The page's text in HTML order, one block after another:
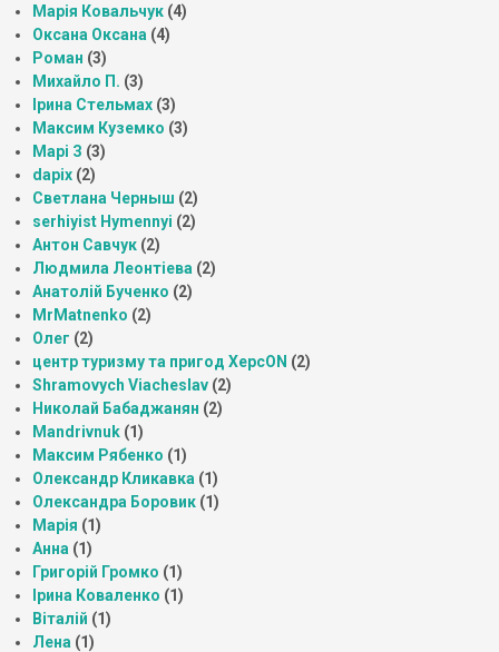
Марія Ковальчук (4)
Оксана Оксана (4)
Роман (3)
Михайло П. (3)
Ірина Стельмах (3)
Максим Куземко (3)
Марі З (3)
dapix (2)
Светлана Черныш (2)
serhiyist Hymennyi (2)
Антон Савчук (2)
Людмила Леонтіева (2)
Анатолій Бученко (2)
MrMatnenko (2)
Олег (2)
центр туризму та пригод ХерсON (2)
Shramovych Viacheslav (2)
Николай Бабаджанян (2)
Mandrivnuk (1)
Максим Рябенко (1)
Олександр Кликавка (1)
Олександра Боровик (1)
Марія (1)
Анна (1)
Григорій Громко (1)
Ірина Коваленко (1)
Віталій (1)
Лена (1)